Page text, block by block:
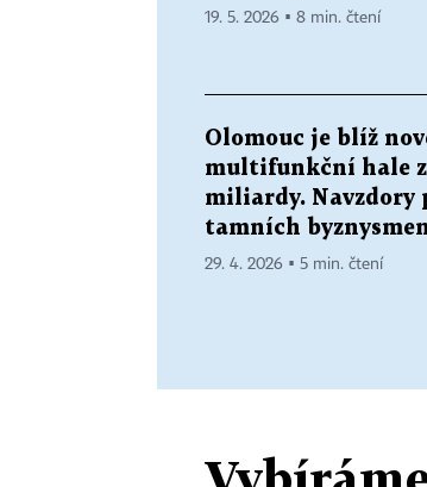
19. 5. 2026 ▪ 8 min. čtení
Olomouc je blíž
multifunkční hale
miliardy. Navzdory
tamních
29. 4. 2026 ▪ 5 min. čtení